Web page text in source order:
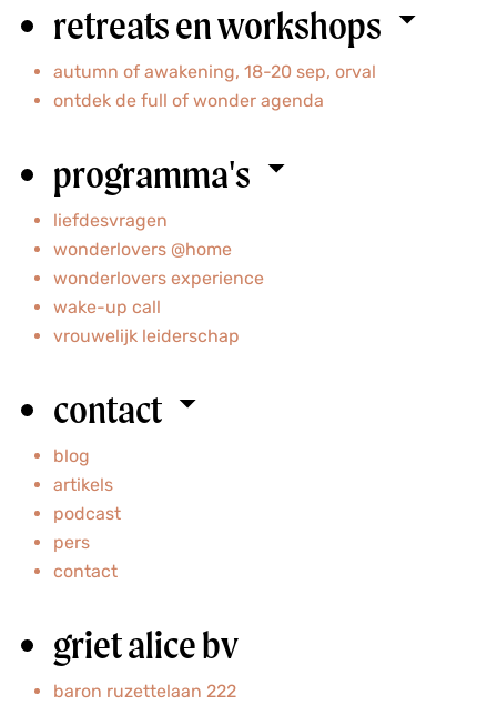
retreats en workshops
autumn of awakening, 18-20 sep, orval
ontdek de full of wonder agenda
programma's
liefdesvragen
wonderlovers @home
wonderlovers experience
wake-up call
vrouwelijk leiderschap
contact
blog
artikels
podcast
pers
contact
griet alice bv
baron ruzettelaan 222